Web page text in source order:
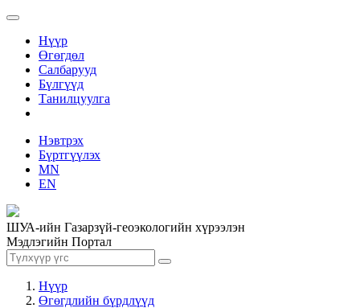
Нүүр
Өгөгдөл
Салбарууд
Бүлгүүд
Танилцуулга
Нэвтрэх
Бүртгүүлэх
MN
EN
ШУА-ийн Газарзүй-геоэкологийн хүрээлэн
Мэдлэгийн Портал
Нүүр
Өгөгдлийн бүрдлүүд